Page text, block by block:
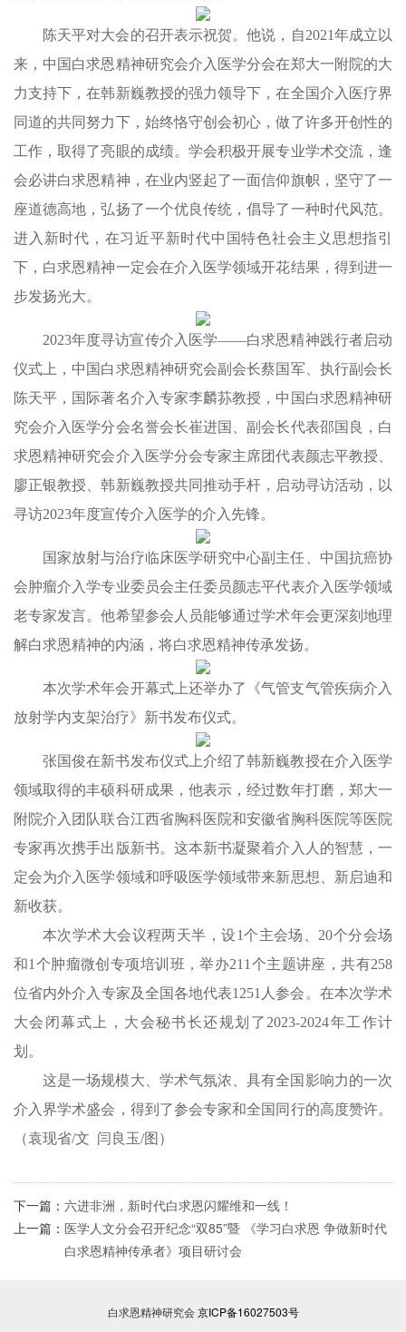
陈天平对大会的召开表示祝贺。他说，自2021年成立以
来，中国白求恩精神研究会介入医学分会在郑大一附院的大
力支持下，在韩新巍教授的强力领导下，在全国介入医疗界
同道的共同努力下，始终恪守创会初心，做了许多开创性的
工作，取得了亮眼的成绩。学会积极开展专业学术交流，逢
会必讲白求恩精神，在业内竖起了一面信仰旗帜，坚守了一
座道德高地，弘扬了一个优良传统，倡导了一种时代风范。
进入新时代，在习近平新时代中国特色社会主义思想指引
下，白求恩精神一定会在介入医学领域开花结果，得到进一
步发扬光大。
2023年度寻访宣传介入医学——白求恩精神践行者启动
仪式上，中国白求恩精神研究会副会长蔡国军、执行副会长
陈天平，国际著名介入专家李麟荪教授，中国白求恩精神研
究会介入医学分会名誉会长崔进国、副会长代表邵国良，白
求恩精神研究会介入医学分会专家主席团代表颜志平教授、
廖正银教授、韩新巍教授共同推动手杆，启动寻访活动，以
寻访2023年度宣传介入医学的介入先锋。
国家放射与治疗临床医学研究中心副主任、中国抗癌协
会肿瘤介入学专业委员会主任委员颜志平代表介入医学领域
老专家发言。他希望参会人员能够通过学术年会更深刻地理
解白求恩精神的内涵，将白求恩精神传承发扬。
本次学术年会开幕式上还举办了《气管支气管疾病介入
放射学内支架治疗》新书发布仪式。
张国俊在新书发布仪式上介绍了韩新巍教授在介入医学
领域取得的丰硕科研成果，他表示，经过数年打磨，郑大一
附院介入团队联合江西省胸科医院和安徽省胸科医院等医院
专家再次携手出版新书。这本新书凝聚着介入人的智慧，一
定会为介入医学领域和呼吸医学领域带来新思想、新启迪和
新收获。
本次学术大会议程两天半，设1个主会场、20个分会场
和1个肿瘤微创专项培训班，举办211个主题讲座，共有258
位省内外介入专家及全国各地代表1251人参会。在本次学术
大会闭幕式上，大会秘书长还规划了2023-2024年工作计
划。
这是一场规模大、学术气氛浓、具有全国影响力的一次
介入界学术盛会，得到了参会专家和全国同行的高度赞许。
（袁现省/文 闫良玉/图）
下一篇： 六进非洲，新时代白求恩闪耀维和一线！
上一篇： 医学人文分会召开纪念“双85”暨 《学习白求恩 争做新时代
白求恩精神传承者》项目研讨会
白求恩精神研究会京ICP备16027503号